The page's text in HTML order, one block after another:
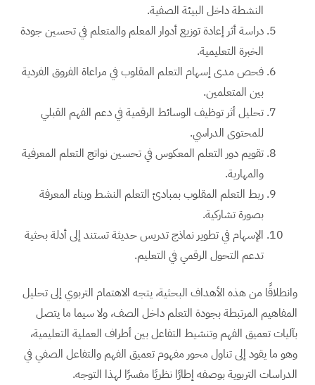
النشطة داخل البيئة الصفية.
دراسة أثر إعادة توزيع أدوار المعلم والمتعلم في تحسين جودة
الخبرة التعليمية.
فحص مدى إسهام التعلم المقلوب في مراعاة الفروق الفردية
بين المتعلمين.
تحليل أثر توظيف الوسائط الرقمية في دعم الفهم القبلي
للمحتوى الدراسي.
تقويم دور التعلم المعكوس في تحسين نواتج التعلم المعرفية
والمهارية.
ربط التعلم المقلوب بمبادئ التعلم النشط وبناء المعرفة
بصورة تشاركية.
الإسهام في تطوير نماذج تدريس حديثة تستند إلى أدلة بحثية
تدعم التحول الرقمي في التعليم.
وانطلاقًا من هذه الأهداف البحثية، يتجه الاهتمام التربوي إلى تحليل
المفاهيم المرتبطة بجودة التعلم داخل الصف، ولا سيما ما يتصل
بآليات تعميق الفهم وتنشيط التفاعل بين أطراف العملية التعليمية،
وهو ما يقود إلى تناول محور مفهوم تعميق الفهم والتفاعل الصفي في
الدراسات التربوية بوصفه إطارًا نظريًا مفسرًا لهذا التوجه.